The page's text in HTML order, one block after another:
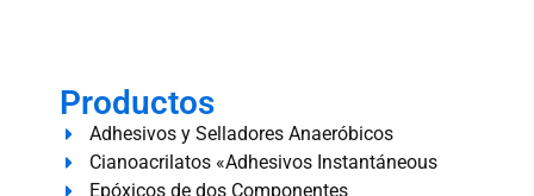
Productos
Adhesivos y Selladores Anaeróbicos
Cianoacrilatos «Adhesivos Instantáneous
Epóxicos de dos Componentes